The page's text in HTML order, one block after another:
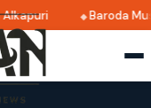
Baroda